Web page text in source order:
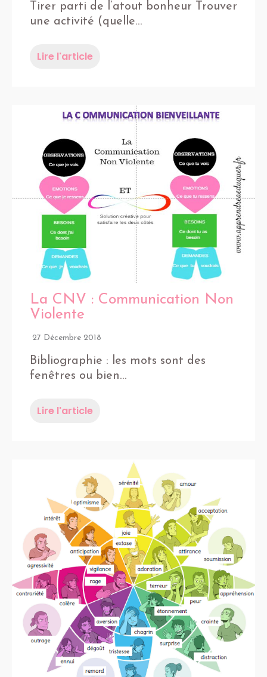
Tirer parti de l’atout bonheur Trouver
une activité (quelle…
Lire l'article
La CNV : Communication Non
Violente
27 Décembre 2018
Bibliographie : les mots sont des
fenêtres ou bien…
Lire l'article